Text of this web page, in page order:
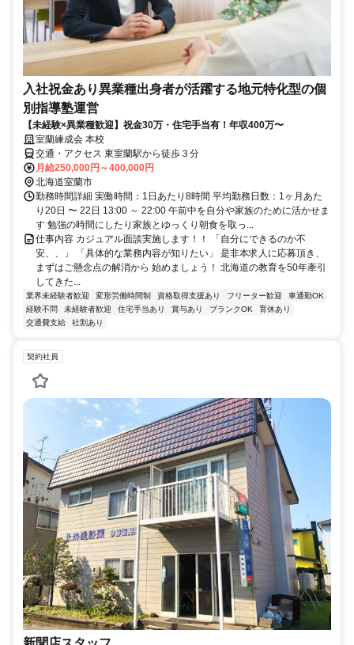
入社祝金あり異業種出身者が活躍する地元特化型の個
別指導塾運営
【未経験×異業種歓迎】祝金30万・住宅手当有！年収400万〜
室蘭練成会 本校
交通・アクセス 東室蘭駅から徒歩３分
月給250,000円～400,000円
北海道室蘭市
勤務時間詳細 実働時間：1日あたり8時間 平均勤務日数：1ヶ月あた
り20日 〜 22日 13:00 ～ 22:00 午前中を自分や家族のために活かせま
す 勉強の時間にしたり家族とゆっくり朝食を取っ...
仕事内容 カジュアル面談実施します！！ 「自分にできるのか不
安、、」 「具体的な業務内容が知りたい」 是非本求人に応募頂き、
まずはご懸念点の解消から 始めましょう！ 北海道の教育を50年牽引
してきた...
業界未経験者歓迎 変形労働時間制 資格取得支援あり フリーター歓迎
車通勤OK
経験不問
未経験者歓迎 住宅手当あり 賞与あり ブランクOK
育休あり
交通費支給
社割あり
契約社員